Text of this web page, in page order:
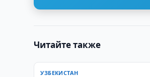
Читайте также
УЗБЕКИСТАН